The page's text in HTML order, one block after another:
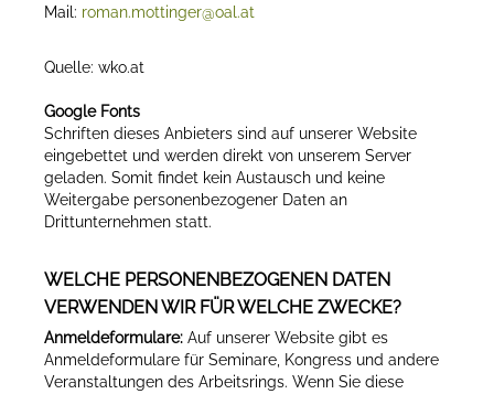
Mail: roman.mottinger@oal.at
Quelle: wko.at
Google Fonts
Schriften dieses Anbieters sind auf unserer Website
eingebettet und werden direkt von unserem Server
geladen. Somit findet kein Austausch und keine
Weitergabe personenbezogener Daten an
Drittunternehmen statt.
WELCHE PERSONENBEZOGENEN DATEN
VERWENDEN WIR FÜR WELCHE ZWECKE?
Anmeldeformulare: Auf unserer Website gibt es
Anmeldeformulare für Seminare, Kongress und andere
Veranstaltungen des Arbeitsrings. Wenn Sie diese